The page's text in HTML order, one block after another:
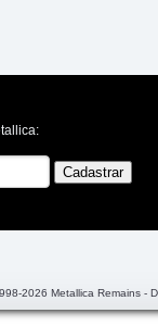
2026 Metallica Remains -